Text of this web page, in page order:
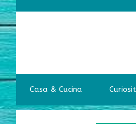
Vai
al
contenuto
Casa & Cucina